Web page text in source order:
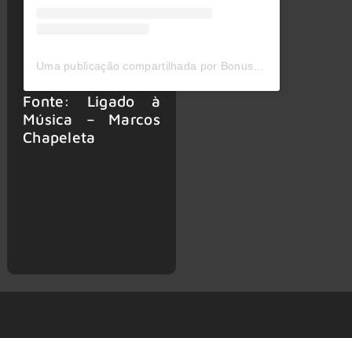
Fonte: Ligado à
Música – Marcos
Chapeleta